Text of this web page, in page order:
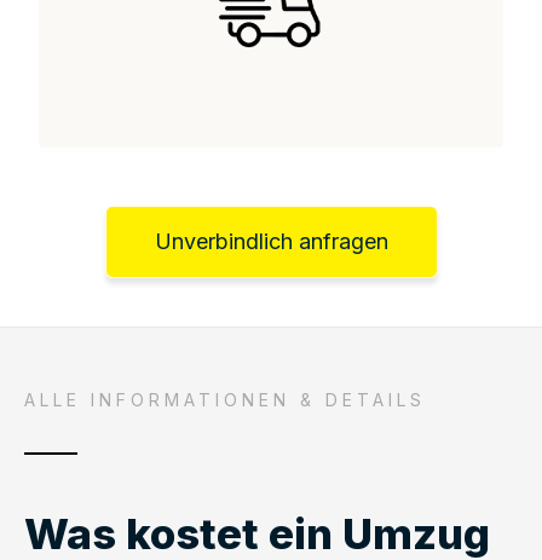
Unverbindlich anfragen
ALLE INFORMATIONEN & DETAILS
Was kostet ein Umzug